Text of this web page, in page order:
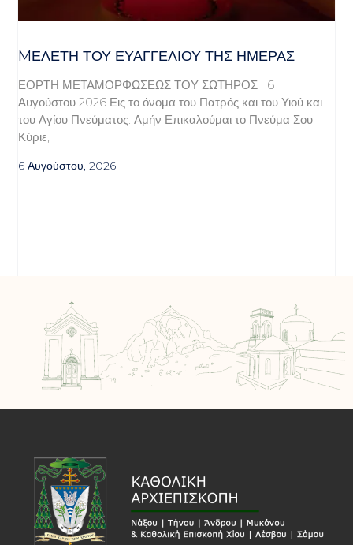
MΕΛΈΤΗ ΤΟΥ ΕΥΑΓΓΕΛΊΟΥ ΤΗΣ ΗΜΈΡΑΣ
ΕΟΡΤΗ ΜΕΤΑΜΟΡΦΩΣΕΩΣ ΤΟΥ ΣΩΤΗΡΟΣ 6
Αυγούστου 2026 Εις το όνομα του Πατρός και του Υιού και
του Αγίου Πνεύματος. Αμήν Επικαλούμαι το Πνεύμα Σου
Κύριε,
6 Αυγούστου, 2026